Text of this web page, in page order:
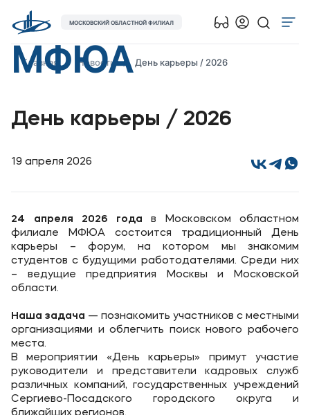
МФЮА
МОСКОВСКИЙ ОБЛАСТНОЙ ФИЛИАЛ
Об университете
Поступающим
Абитуриентам
Студентам
Выпускникам
Карьера
Аспирантура
Институт дополнительного образования
Уровни образования
Главная Новости День карьеры / 2026
День карьеры / 2026
19 апреля 2026
24 апреля 2026 года в Московском областном
филиале МФЮА состоится традиционный День
карьеры – форум, на котором мы знакомим
студентов с будущими работодателями. Среди них
– ведущие предприятия Москвы и Московской
области.
Наша задача — познакомить участников с местными
организациями и облегчить поиск нового рабочего
места.
В мероприятии «День карьеры» примут участие
руководители и представители кадровых служб
различных компаний, государственных учреждений
Сергиево-Посадского городского округа и